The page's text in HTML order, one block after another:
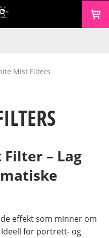
Mist Filters
– Lag
effekt som minner om
Ideell for portrett- og